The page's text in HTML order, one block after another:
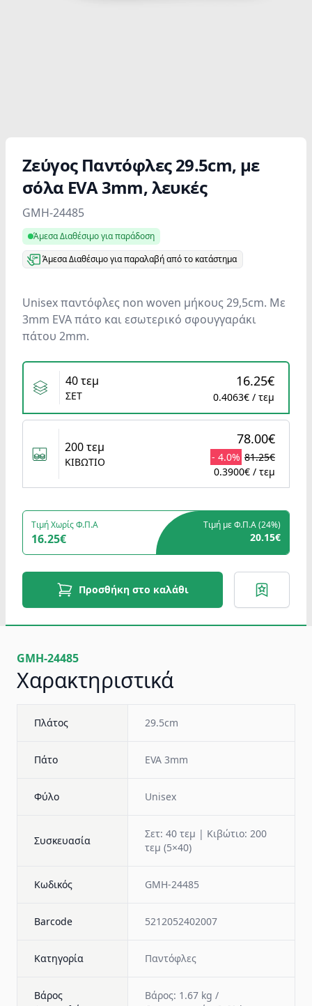
Ζεύγος Παντόφλες 29.5cm, με
σόλα EVA 3mm, λευκές
Product information
GMH-24485
Άμεσα Διαθέσιμο για παράδοση
Άμεσα Διαθέσιμο για παραλαβή από το κατάστημα
Unisex παντόφλες non woven μήκους 29,5cm. Με
3mm EVA πάτο και εσωτερικό σφουγγαράκι
πάτου 2mm.
Variants
40 τεμ
ΣΕΤ
16.25€
0.4063€ / τεμ
200 τεμ
ΚΙΒΩΤΙΟ
78.00€
- 4.0% 81.25€
0.3900€ / τεμ
Τιμή Χωρίς Φ.Π.Α
16.25€
Τιμή με Φ.Π.Α (24%)
20.15€
Προσθήκη στο καλάθι
GMH-24485
Χαρακτηριστικά
Πλάτος 29.5cm
Πάτο EVA 3mm
Φύλο Unisex
Συσκευασία
Σετ: 40 τεμ | Κιβώτιο: 200
τεμ (5×40)
Κωδικός GMH-24485
Barcode 5212052402007
Κατηγορία Παντόφλες
Βάρος
Βάρος: 1.67 kg /